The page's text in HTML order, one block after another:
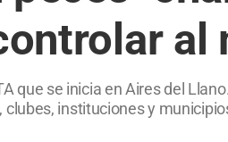
al
que se inicia en Aires del
instituciones y